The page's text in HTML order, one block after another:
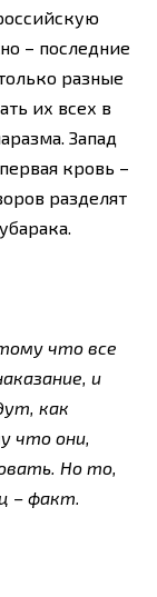
– последние
разные
их всех в
Запад
кровь –
разделят
что все
и
как
что они,
Но то,
– факт.